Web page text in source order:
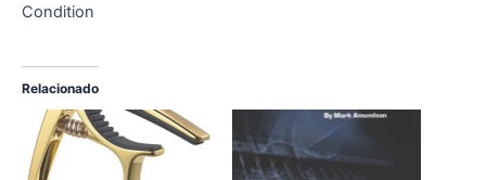
Condition
Relacionado